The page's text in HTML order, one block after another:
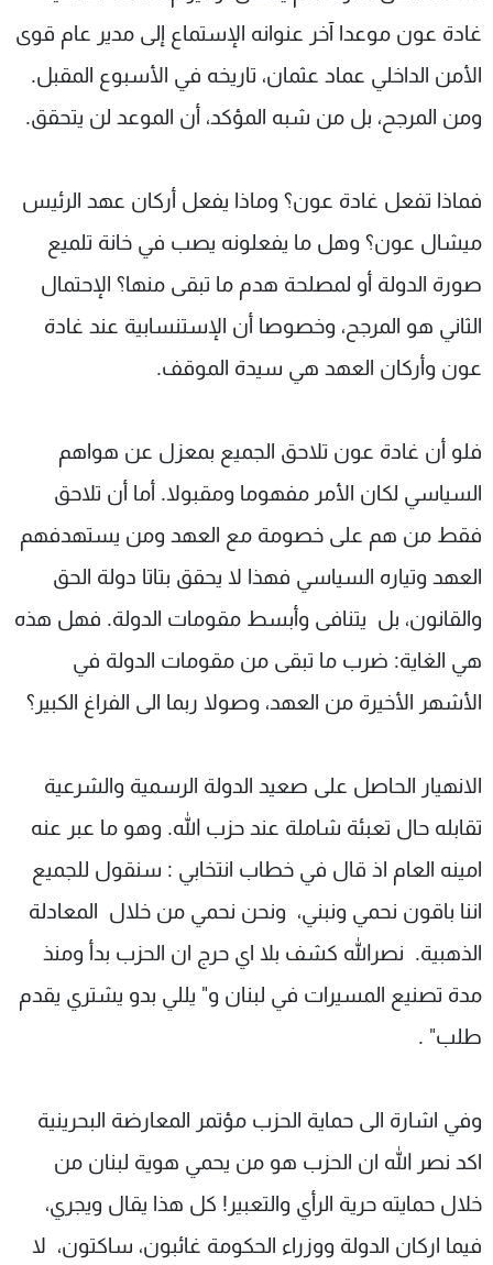
غادة عون موعدا آخر عنوانه الإستماع إلى مدير عام قوى
الأمن الداخلي عماد عثمان، تاريخه في الأسبوع المقبل.
ومن المرجح، بل من شبه المؤكد، أن الموعد لن يتحقق.
فماذا تفعل غادة عون؟ وماذا يفعل أركان عهد الرئيس
ميشال عون؟ وهل ما يفعلونه يصب في خانة تلميع
صورة الدولة أو لمصلحة هدم ما تبقى منها؟ الإحتمال
الثاني هو المرجح، وخصوصا أن الإستنسابية عند غادة
عون وأركان العهد هي سيدة الموقف.
فلو أن غادة عون تلاحق الجميع بمعزل عن هواهم
السياسي لكان الأمر مفهوما ومقبولا. أما أن تلاحق
فقط من هم على خصومة مع العهد ومن يستهدفهم
العهد وتياره السياسي فهذا لا يحقق بتاتا دولة الحق
والقانون، بل يتنافى وأبسط مقومات الدولة. فهل هذه
هي الغاية: ضرب ما تبقى من مقومات الدولة في
الأشهر الأخيرة من العهد، وصولا ربما الى الفراغ الكبير؟
الانهيار الحاصل على صعيد الدولة الرسمية والشرعية
تقابله حال تعبئة شاملة عند حزب الله. وهو ما عبر عنه
امينه العام اذ قال في خطاب انتخابي : سنقول للجميع
اننا باقون نحمي ونبني، ونحن نحمي من خلال المعادلة
الذهبية. نصرالله كشف بلا اي حرج ان الحزب بدأ ومنذ
مدة تصنيع المسيرات في لبنان و" يللي بدو يشتري يقدم
طلب" .
وفي اشارة الى حماية الحزب مؤتمر المعارضة البحرينية
اكد نصر الله ان الحزب هو من يحمي هوية لبنان من
خلال حمايته حرية الرأي والتعبير! كل هذا يقال ويجري،
فيما اركان الدولة ووزراء الحكومة غائبون، ساكتون، لا